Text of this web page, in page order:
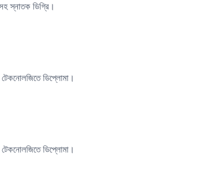
স্নাতক ডিগ্রি।
টেকনোলজিতে ডিপ্লোমা।
টেকনোলজিতে ডিপ্লোমা।